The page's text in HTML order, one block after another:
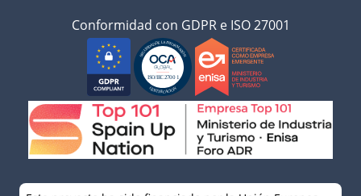
Conformidad con GDPR e ISO 27001